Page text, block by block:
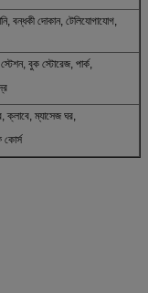
বন্ধকী দোকান, টেলিযোগাযোগ,
বুক স্টোরেজ, পার্ক,
ক্লাবে, ম্যাসেজ ঘর,
কোর্স